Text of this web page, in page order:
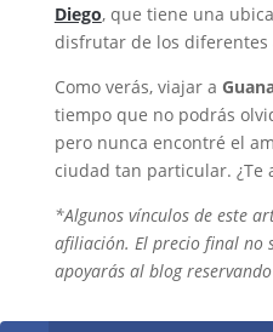
Diego, que tiene una
disfrutar de los diferentes
Como verás, viajar a
tiempo que no podrás
pero nunca encontré el
ciudad tan particular. ¿Te
*Algunos vínculos de este
afiliación. El precio final no
apoyarás al blog